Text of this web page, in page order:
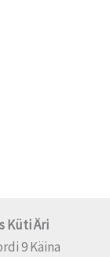
Küti Äri
9 Käina